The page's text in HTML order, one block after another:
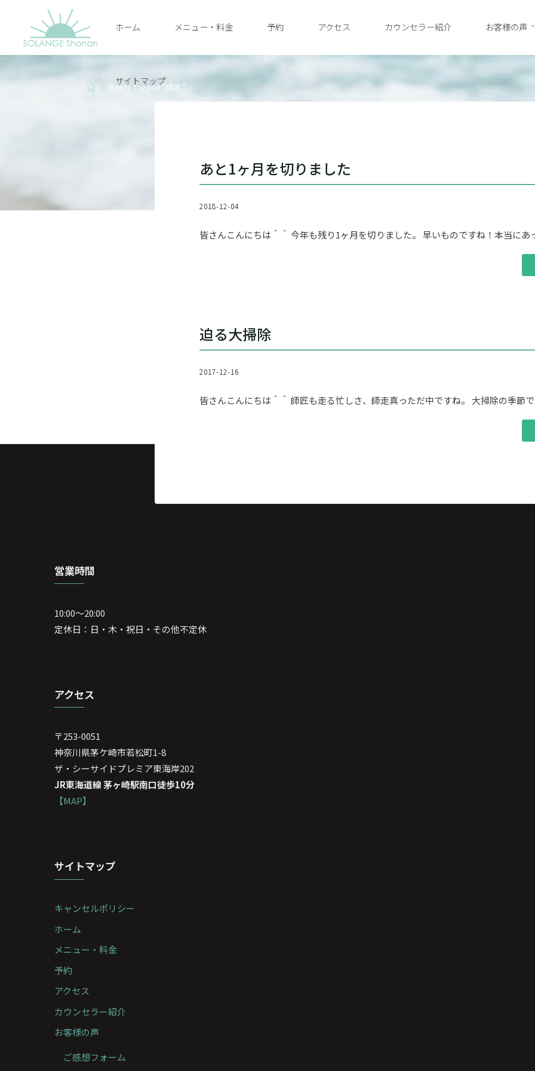
content
SHONAN
ホーム メニュー・料金 予約 アクセス カウンセラー紹介 お客様の声
サイトマップ
HomePosts tagged "師走"
あと1ヶ月を切りました
2018-12-04
皆さんこんにちは＾＾ 今年も残り1ヶ月を切りました。 早いものですね！本当にあ
ま
し
迫る大掃除
2017-12-16
皆さんこんにちは＾＾ 師匠も走る忙しさ、師走真っただ中ですね。 大掃除の季節で
除"
営業時間
10:00～20:00
定休日：日・木・祝日・その他不定休
アクセス
〒253-0051
神奈川県茅ケ崎市若松町1-8
ザ・シーサイドプレミア東海岸202
JR東海道線 茅ヶ崎駅南口徒歩10分
【MAP】
サイトマップ
キャンセルポリシー
ホーム
メニュー・料金
予約
アクセス
カウンセラー紹介
お客様の声
ご感想フォーム